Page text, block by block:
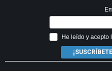
He leído y acepto